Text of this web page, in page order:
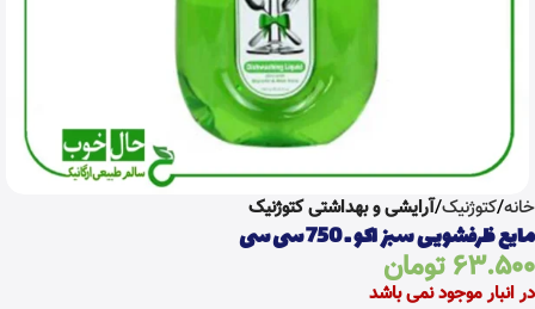
خانه کتوژنیک آرایشی و بهداشتی کتوژنیک
مایع ظرفشویی سبز اکو ـ 750 سی سی
63.500تومان
در انبار موجود نمی باشد